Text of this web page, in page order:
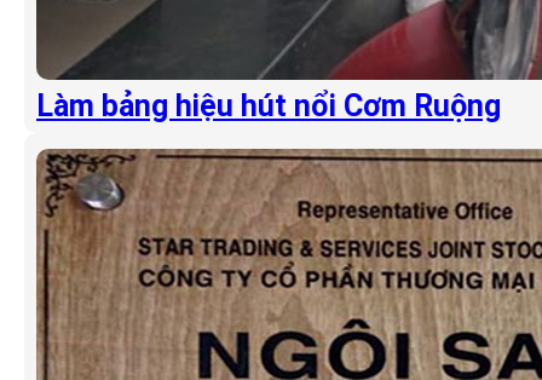
Làm bảng hiệu hút nổi Cơm Ruộng